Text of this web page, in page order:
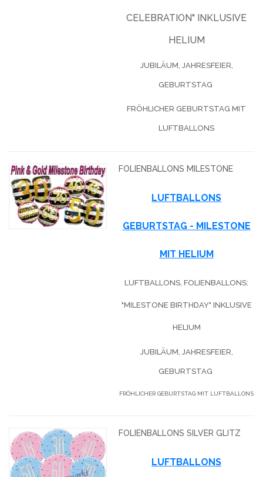
CELEBRATION" INKLUSIVE
HELIUM
JUBILÄUM, JAHRESFEIER,
GEBURTSTAG
FRÖHLICHER GEBURTSTAG MIT
LUFTBALLONS
FOLIENBALLONS MILESTONE
LUFTBALLONS
GEBURTSTAG - MILESTONE
MIT HELIUM
LUFTBALLONS, FOLIENBALLONS:
"MILESTONE BIRTHDAY" INKLUSIVE
HELIUM
JUBILÄUM, JAHRESFEIER,
GEBURTSTAG
FRÖHLICHER GEBURTSTAG MIT LUFTBALLONS
FOLIENBALLONS SILVER GLITZ
LUFTBALLONS